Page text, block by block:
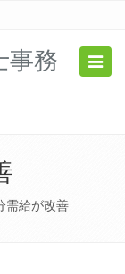
事務
需給が改善